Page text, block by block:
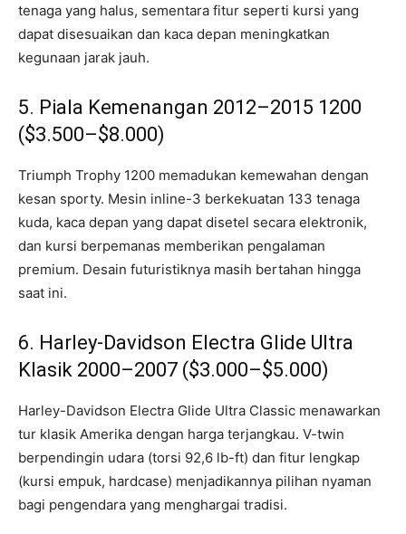
tenaga yang halus, sementara fitur seperti kursi yang
dapat disesuaikan dan kaca depan meningkatkan
kegunaan jarak jauh.
5. Piala Kemenangan 2012–2015 1200
($3.500–$8.000)
Triumph Trophy 1200 memadukan kemewahan dengan
kesan sporty. Mesin inline-3 berkekuatan 133 tenaga
kuda, kaca depan yang dapat disetel secara elektronik,
dan kursi berpemanas memberikan pengalaman
premium. Desain futuristiknya masih bertahan hingga
saat ini.
6. Harley-Davidson Electra Glide Ultra
Klasik 2000–2007 ($3.000–$5.000)
Harley-Davidson Electra Glide Ultra Classic menawarkan
tur klasik Amerika dengan harga terjangkau. V-twin
berpendingin udara (torsi 92,6 lb-ft) dan fitur lengkap
(kursi empuk, hardcase) menjadikannya pilihan nyaman
bagi pengendara yang menghargai tradisi.